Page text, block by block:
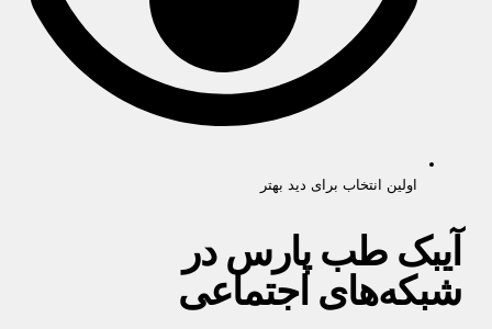
اولین انتخاب برای دید بهتر
آیبک طب پارس در
شبکه‌های اجتماعی